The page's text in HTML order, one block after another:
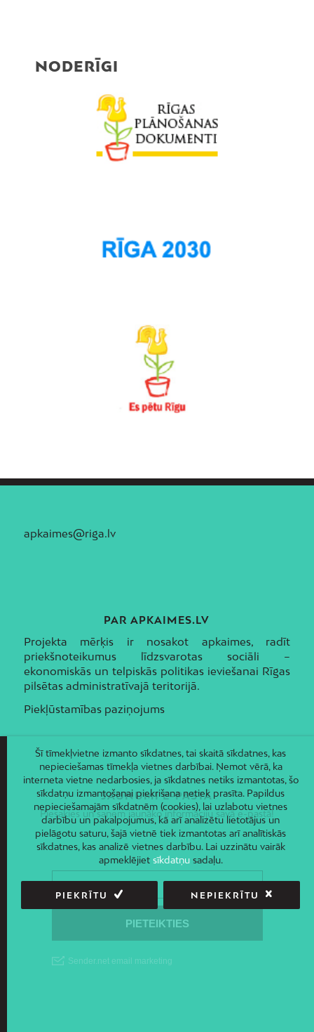
NODERĪGI
apkaimes@riga.lv
PAR APKAIMES.LV
Projekta mērķis ir nosakot apkaimes, radīt
priekšnoteikumus līdzsvarotas sociāli –
ekonomiskās un telpiskās politikas ieviešanai Rīgas
pilsētas administratīvajā teritorijā.
Piekļūstamības paziņojums
JAUNUMI E-PASTĀ
Piesakies un saņem jaunāko informāciju savā e-pastā!
Šī tīmekļvietne izmanto sīkdatnes, tai skaitā sīkdatnes, kas
nepieciešamas tīmekļa vietnes darbībai. Ņemot vērā, ka
interneta vietne nedarbosies, ja sīkdatnes netiks izmantotas, šo
sīkdatņu izmantošanai piekrišana netiek prasīta. Papildus
nepieciešamajām sīkdatnēm (cookies), lai uzlabotu vietnes
darbību un pakalpojumus, kā arī analizētu lietotājus un
pielāgotu saturu, šajā vietnē tiek izmantotas arī analītiskās
sīkdatnes, kas analizē vietnes darbību. Lai uzzinātu vairāk
apmeklējiet sīkdatņusadaļu.
PIEKRĪTU NEPIEKRĪTU